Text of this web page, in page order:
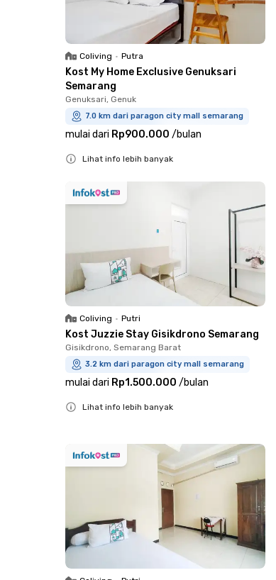
Coliving • Putra
Kost My Home Exclusive Genuksari
Semarang
Genuksari, Genuk
7.0 km dari paragon city mall semarang
mulai dari Rp900.000 /bulan
Lihat info lebih banyak
Coliving • Putri
Kost Juzzie Stay Gisikdrono Semarang
Gisikdrono, Semarang Barat
3.2 km dari paragon city mall semarang
mulai dari Rp1.500.000 /bulan
Lihat info lebih banyak